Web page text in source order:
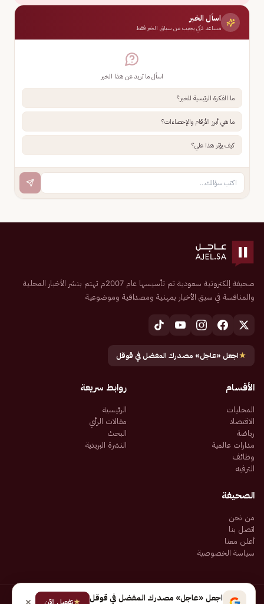
اسأل الخبر
مساعد ذكي يجيب من سياق الخبر فقط
اسأل ما تريد عن هذا الخبر
ما الفكرة الرئيسية للخبر؟
ما هي أبرز الأرقام والإحصاءات؟
كيف يؤثر هذا علي؟
صحيفة إلكترونية سعودية تم تأسيسها عام 2007م تهتم بنشر الأخبار المحلية
والمنافسة في سبق الأخبار بمهنية ومصداقية وموضوعية
★اجعل «عاجل» مصدرك المفضل في قوقل
الأقسام
المحليات
الاقتصاد
رياضة
مدارات عالمية
وظائف
الترفيه
روابط سريعة
الرئيسية
مقالات الرأي
البحث
النشرة البريدية
الصحيفة
من نحن
اتصل بنا
أعلن معنا
سياسة الخصوصية
جميع الحقوق محفوظة لـ شركة إيجاز للنشر الإلكتروني المالكة لصحيفة عاجل
اجعل «عاجل» مصدرك المفضل في قوقل ★تفعيل الآن